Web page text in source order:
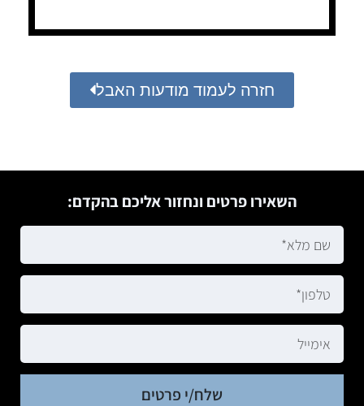
חזרה לעמוד מודעות האבל
השאירו פרטים ונחזור אליכם בהקדם:
שלח/י פרטים